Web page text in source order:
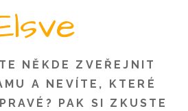
NĚKDE ZVEŘEJNIT
A NEVÍTE, KTERÉ
PAK SI ZKUSTE